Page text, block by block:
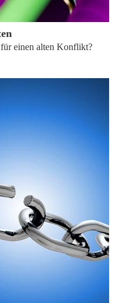
und Franziska Löw
einen alten Konflikt?